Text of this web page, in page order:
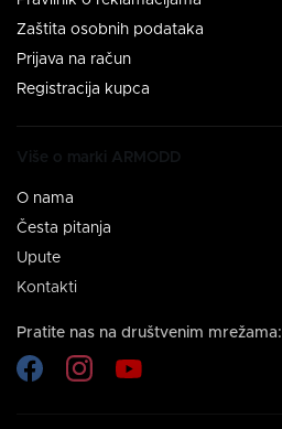
Zaštita osobnih podataka
Prijava na račun
Registracija kupca
Više o marki ARMODD
O nama
Česta pitanja
Upute
Kontakti
Pratite nas na društvenim mrežama: